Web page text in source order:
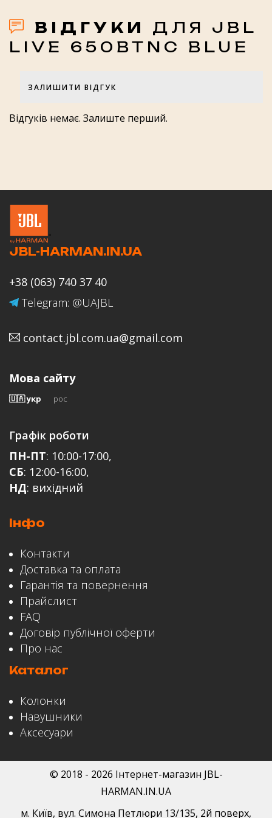
Вбудований мікрофон:
Так
Так
Google Асистент:
Акумуляторна батарея:
Так
Бездротові:
Так
Так
Повнорозмірні:
Розкладна конструкція:
Тканеве оголів'я:
Так
Так
Від'єднуваний кабель:
Так
Ні
Так
Сенсорне керування:
Так
Додаток:
Так
Так
ВІДГУКИ
ДЛЯ JBL
LIVE 650BTNC BLUE
ЗАЛИШИТИ ВІДГУК
Email
Відгук
Відгуків немає. Залиште перший.
JBL-HARMAN.IN.UA
+38 (063) 740 37 40
Telegram: @UAJBL
contact.jbl.com.ua@gmail.com
Мова сайту
🇺🇦 укр рос
Графік роботи
ПН-ПТ: 10:00-17:00,
СБ: 12:00-16:00,
НД: вихідний
Інфо
Контакти
Доставка та оплата
Гарантія та повернення
Прайслист
FAQ
Договір публічної оферти
Про нас
Каталог
Колонки
Навушники
Аксесуари
© 2018 - 2026 Інтернет-магазин JBL-
HARMAN.IN.UA
м. Київ, вул. Симона Петлюри 13/135, 2й поверх,